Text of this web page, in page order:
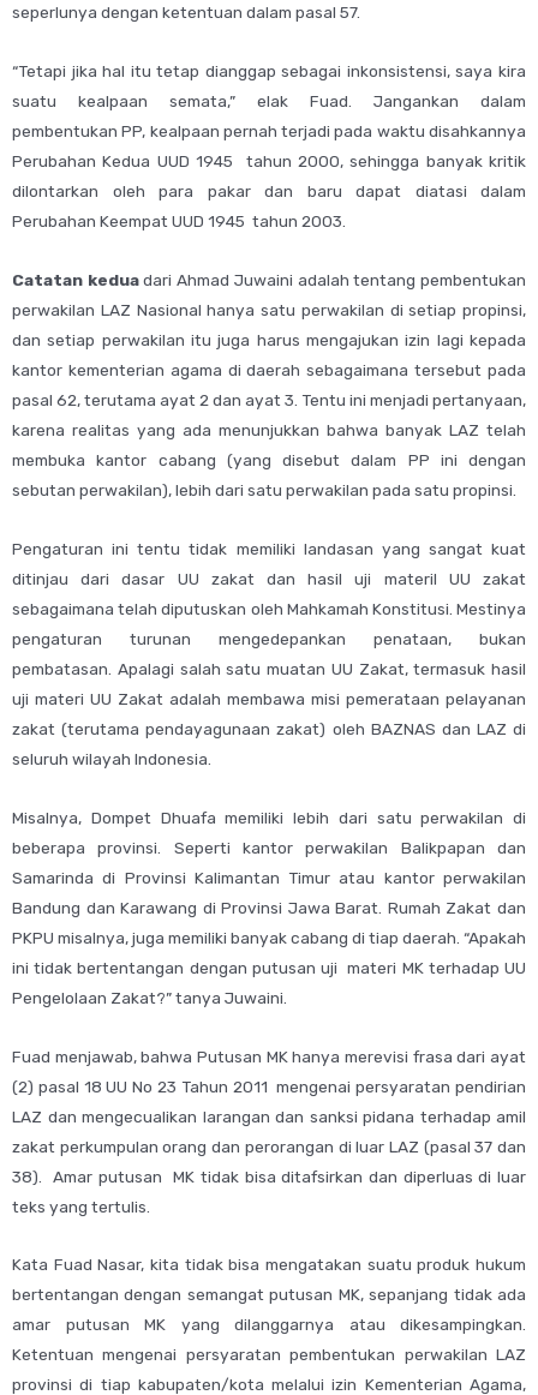
seperlunya dengan ketentuan dalam pasal 57.
“Tetapi jika hal itu tetap dianggap sebagai inkonsistensi, saya kira
suatu kealpaan semata,” elak Fuad. Jangankan dalam
pembentukan PP, kealpaan pernah terjadi pada waktu disahkannya
Perubahan Kedua UUD 1945 tahun 2000, sehingga banyak kritik
dilontarkan oleh para pakar dan baru dapat diatasi dalam
Perubahan Keempat UUD 1945 tahun 2003.
Catatan keduadari Ahmad Juwaini adalah tentang pembentukan
perwakilan LAZ Nasional hanya satu perwakilan di setiap propinsi,
dan setiap perwakilan itu juga harus mengajukan izin lagi kepada
kantor kementerian agama di daerah sebagaimana tersebut pada
pasal 62, terutama ayat 2 dan ayat 3. Tentu ini menjadi pertanyaan,
karena realitas yang ada menunjukkan bahwa banyak LAZ telah
membuka kantor cabang (yang disebut dalam PP ini dengan
sebutan perwakilan), lebih dari satu perwakilan pada satu propinsi.
Pengaturan ini tentu tidak memiliki landasan yang sangat kuat
ditinjau dari dasar UU zakat dan hasil uji materil UU zakat
sebagaimana telah diputuskan oleh Mahkamah Konstitusi. Mestinya
pengaturan turunan mengedepankan penataan, bukan
pembatasan. Apalagi salah satu muatan UU Zakat, termasuk hasil
uji materi UU Zakat adalah membawa misi pemerataan pelayanan
zakat (terutama pendayagunaan zakat) oleh BAZNAS dan LAZ di
seluruh wilayah Indonesia.
Misalnya, Dompet Dhuafa memiliki lebih dari satu perwakilan di
beberapa provinsi. Seperti kantor perwakilan Balikpapan dan
Samarinda di Provinsi Kalimantan Timur atau kantor perwakilan
Bandung dan Karawang di Provinsi Jawa Barat. Rumah Zakat dan
PKPU misalnya, juga memiliki banyak cabang di tiap daerah. “Apakah
ini tidak bertentangan dengan putusan uji materi MK terhadap UU
Pengelolaan Zakat?” tanya Juwaini.
Fuad menjawab, bahwa Putusan MK hanya merevisi frasa dari ayat
(2) pasal 18 UU No 23 Tahun 2011 mengenai persyaratan pendirian
LAZ dan mengecualikan larangan dan sanksi pidana terhadap amil
zakat perkumpulan orang dan perorangan di luar LAZ (pasal 37 dan
38). Amar putusan MK tidak bisa ditafsirkan dan diperluas di luar
teks yang tertulis.
Kata Fuad Nasar, kita tidak bisa mengatakan suatu produk hukum
bertentangan dengan semangat putusan MK, sepanjang tidak ada
amar putusan MK yang dilanggarnya atau dikesampingkan.
Ketentuan mengenai persyaratan pembentukan perwakilan LAZ
provinsi di tiap kabupaten/kota melalui izin Kementerian Agama,